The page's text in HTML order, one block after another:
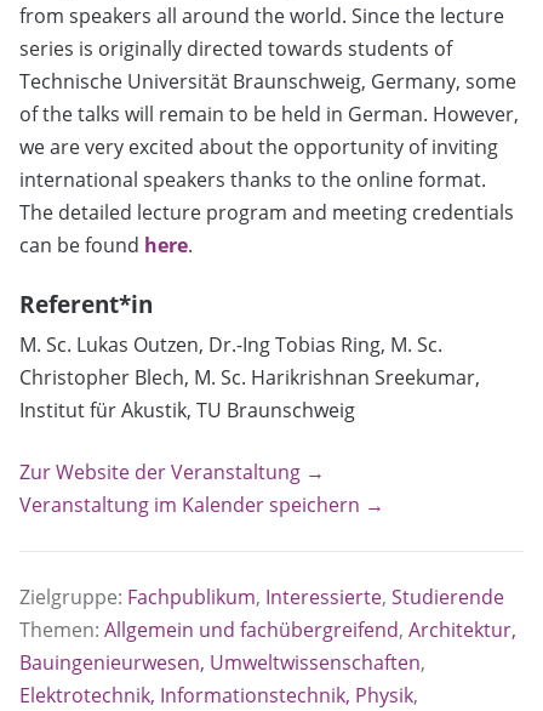
from speakers all around the world. Since the lecture
series is originally directed towards students of
Technische Universität Braunschweig, Germany, some
of the talks will remain to be held in German. However,
we are very excited about the opportunity of inviting
international speakers thanks to the online format.
The detailed lecture program and meeting credentials
can be found here.
Referent*in
M. Sc. Lukas Outzen, Dr.-Ing Tobias Ring, M. Sc.
Christopher Blech, M. Sc. Harikrishnan Sreekumar,
Institut für Akustik, TU Braunschweig
Zur Website der Veranstaltung →
Veranstaltung im Kalender speichern →
Zielgruppe: Fachpublikum, Interessierte, Studierende
Themen: Allgemein und fachübergreifend, Architektur,
Bauingenieurwesen, Umweltwissenschaften,
Elektrotechnik, Informationstechnik, Physik,